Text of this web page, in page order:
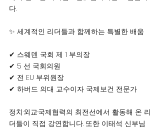
다.
✨ 세계적인 리더들과 함께하는 특별한 배움
✔ 스웨덴 국회 제 1 부의장
✔ 5 선 국회의원
✔ 전 EU 부위원장
✔ 하버드 의대 교수이자 국제보건 전문가
정치·외교·국제협력의 최전선에서 활동해 온 리
더들이 직접 강연합니다. 또한 이태석 신부님